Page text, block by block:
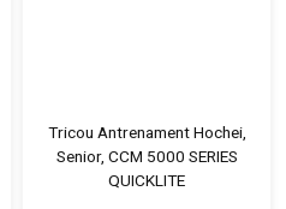
Tricou Antrenament Hochei,
Senior, CCM 5000 SERIES
QUICKLITE